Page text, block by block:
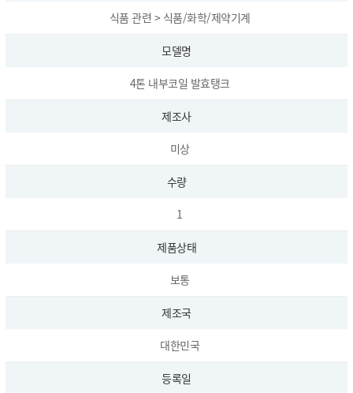
식품 관련 > 식품/화학/제약기계
모델명
4톤 내부코일 발효탱크
제조사
미상
수량
1
제품상태
보통
제조국
대한민국
등록일